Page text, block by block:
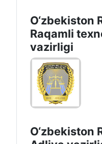
O‘zbekiston
Raqamli
vazirligi
O‘zbekiston